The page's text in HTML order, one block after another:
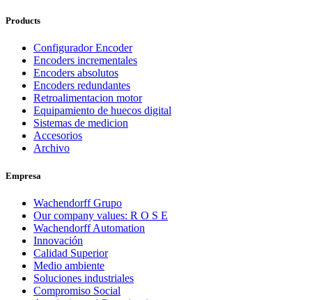
Products
Configurador Encoder
Encoders incrementales
Encoders absolutos
Encoders redundantes
Retroalimentacion motor
Equipamiento de huecos digital
Sistemas de medicion
Accesorios
Archivo
Empresa
Wachendorff Grupo
Our company values: R O S E
Wachendorff Automation
Innovación
Calidad Superior
Medio ambiente
Soluciones industriales
Compromiso Social